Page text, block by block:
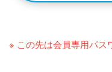
※ この先は会員専用パス